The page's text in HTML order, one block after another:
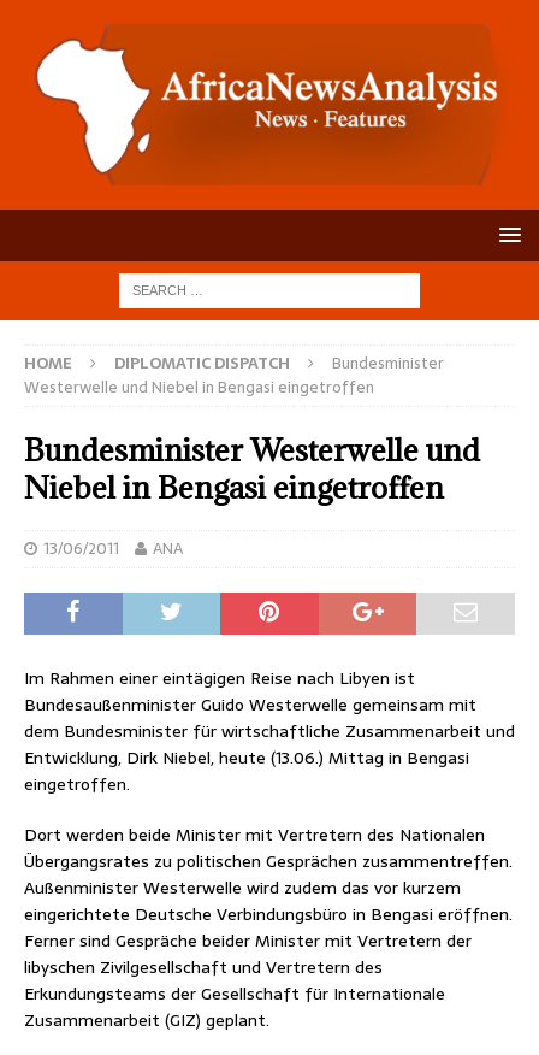
HOME DIPLOMATIC DISPATCH
Bundesminister
Westerwelle und Niebel in Bengasi eingetroffen
Bundesminister Westerwelle und
Niebel in Bengasi eingetroffen
13/06/2011 ANA
Im Rahmen einer eintägigen Reise nach Libyen ist
Bundesaußenminister Guido Westerwelle gemeinsam mit
dem Bundesminister für wirtschaftliche Zusammenarbeit und
Entwicklung, Dirk Niebel, heute (13.06.) Mittag in Bengasi
eingetroffen.
Dort werden beide Minister mit Vertretern des Nationalen
Übergangsrates zu politischen Gesprächen zusammentreffen.
Außenminister Westerwelle wird zudem das vor kurzem
eingerichtete Deutsche Verbindungsbüro in Bengasi eröffnen.
Ferner sind Gespräche beider Minister mit Vertretern der
libyschen Zivilgesellschaft und Vertretern des
Erkundungsteams der Gesellschaft für Internationale
Zusammenarbeit (GIZ) geplant.